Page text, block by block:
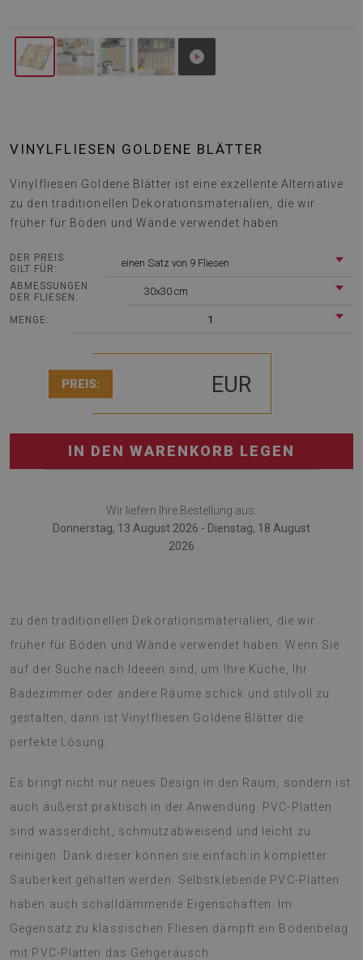
VINYLFLIESEN GOLDENE BLÄTTER
Vinylfliesen Goldene Blätter ist eine exzellente Alternative
zu den traditionellen Dekorationsmaterialien, die wir
früher für Böden und Wände verwendet haben.
DER PREIS
GILT FÜR:
einen Satz von 9 Fliesen
ABMESSUNGEN
DER FLIESEN:
30x30 cm
MENGE: 1
PREIS: EUR
IN DEN WARENKORB LEGEN
Wir liefern Ihre Bestellung aus:
Donnerstag, 13 August 2026 - Dienstag, 18 August
2026
zu den traditionellen Dekorationsmaterialien, die wir
früher für Böden und Wände verwendet haben. Wenn Sie
auf der Suche nach Ideeen sind, um Ihre Küche, Ihr
Badezimmer oder andere Räume schick und stilvoll zu
gestalten, dann ist Vinylfliesen Goldene Blätter die
perfekte Lösung.
Es bringt nicht nur neues Design in den Raum, sondern ist
auch äußerst praktisch in der Anwendung. PVC-Platten
sind wasserdicht, schmutzabweisend und leicht zu
reinigen. Dank dieser können sie einfach in kompletter
Sauberkeit gehalten werden. Selbstklebende PVC-Platten
haben auch schalldämmende Eigenschaften. Im
Gegensatz zu klassischen Fliesen dämpft ein Bodenbelag
mit PVC-Platten das Gehgeräusch.